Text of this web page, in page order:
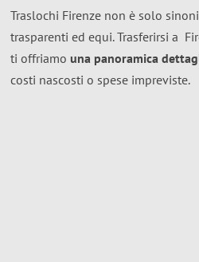
Traslochi Firenze non è solo
trasparenti ed equi. Trasferirsi a
ti offriamo una panoramica
costi nascosti o spese impreviste.